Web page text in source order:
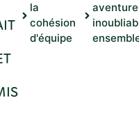
la
cohésion
d'équipe
aventure